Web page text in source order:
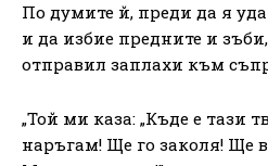
По думите й, преди да я
и да избие предните и
отправил заплахи към
„Той ми каза: „Къде е тази
наръгам! Ще го заколя! Ще